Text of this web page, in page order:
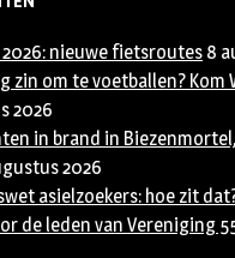
nieuwe fietsroutes 8
zin om te voetballen? Kom
2026
in brand in
2026
asielzoekers: hoe zit
de leden van Vereniging